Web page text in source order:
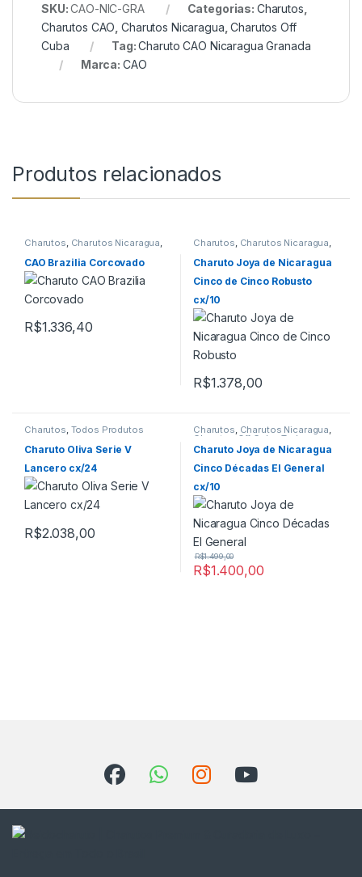
SKU:CAO-NIC-GRA Categorias: Charutos
Charutos CAO ,Charutos Nicaragua ,Charutos Off
Cuba
Tag:Charuto CAO Nicaragua Granada
Marca: CAO
Produtos relacionados
Charutos Charutos Nicaragua
Charutos Off Cuba Primeira
Página
CAO Brazilia Corcovado
R$1.336,40
Charutos Charutos Nicaragua
Charutos Off Cuba
Produtos
Charuto Joya de Nicaragua
Cinco de Cinco Robusto
cx/10
R$1.378,00
Charutos, Todos Produtos
Charuto Oliva Serie V
Lancero cx/24
R$2.038,00
Charutos, Charutos Nicaragua,
Charutos Off Cuba ,Todos
Produtos
Charuto Joya de Nicaragua
Cinco Décadas El General
cx/10
R$1.400,00
R$1.499,00